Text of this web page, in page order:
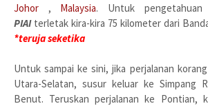
Johor , Malaysia. Untuk pengetahuan
PIAIterletak kira-kira 75 kilometer dari
*teruja seketika
Untuk sampai ke sini, jika perjalanan
Utara-Selatan, susur keluar ke Simpang
Benut. Teruskan perjalanan ke Pontian,